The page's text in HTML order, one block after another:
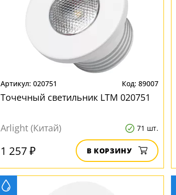
020751 89007
Точечный светильник LTM 020751
Arlight (Китай) 71 шт.
1 257 ₽ В КОРЗИНУ